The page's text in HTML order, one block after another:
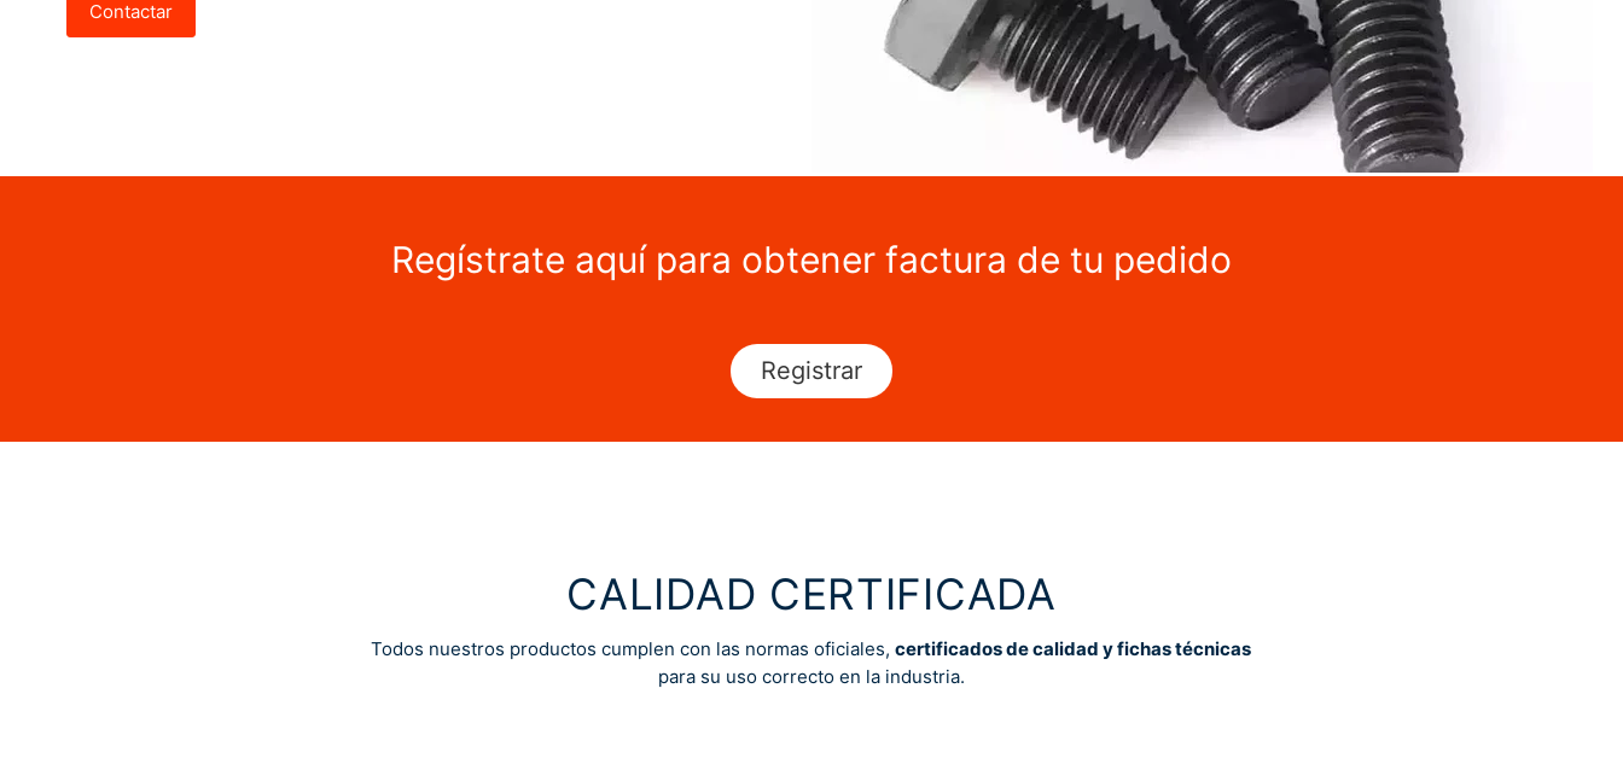
Contactar
Regístrate aquí para obtener factura de tu pedido
Registrar
CALIDAD CERTIFICADA
Todos nuestros productos cumplen con las normas oficiales,certificados de calidad y fichas técnicas
para su uso correcto en la industria.